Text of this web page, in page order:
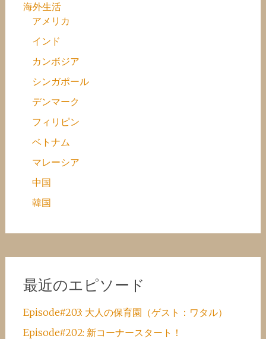
海外生活
アメリカ
インド
カンボジア
シンガポール
デンマーク
フィリピン
ベトナム
マレーシア
中国
韓国
最近のエピソード
Episode#203: 大人の保育園（ゲスト：ワタル）
Episode#202: 新コーナースタート！